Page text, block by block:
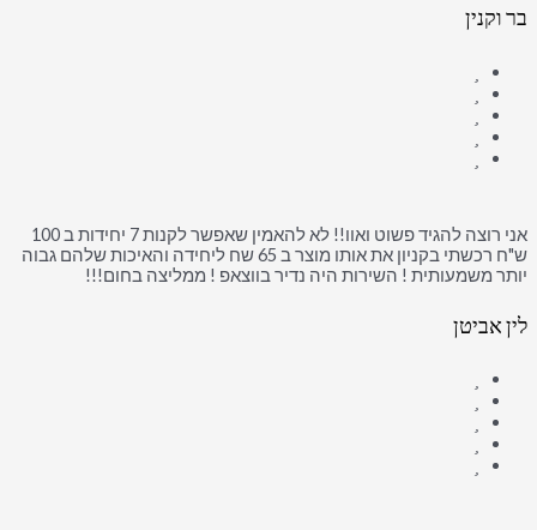
בר וקנין
אני רוצה להגיד פשוט ואוו!! לא להאמין שאפשר לקנות 7 יחידות ב 100
ש"ח רכשתי בקניון את אותו מוצר ב 65 שח ליחידה והאיכות שלהם גבוה
יותר משמעותית ! השירות היה נדיר בווצאפ ! ממליצה בחום!!!
לין אביטן